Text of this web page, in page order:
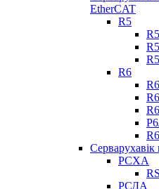
EtherCAT
R5
R6
РСХА
РСДА